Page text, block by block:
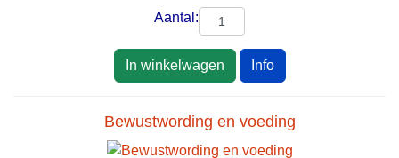
Aantal:
In winkelwagen Info
Bewustwording en voeding